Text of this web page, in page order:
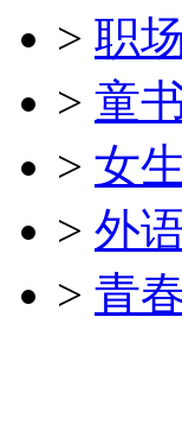
> 职
> 童
> 女
> 外
> 青